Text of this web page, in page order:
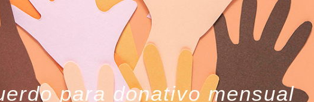
para donativo mensual